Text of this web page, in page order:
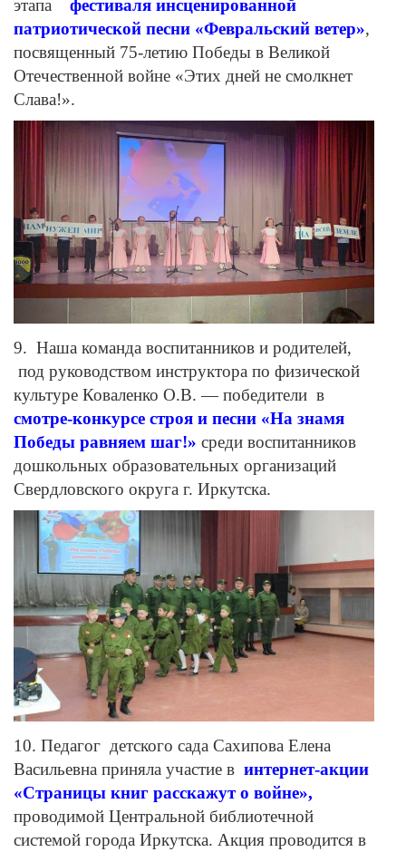
этапа фестиваля инсценированной
патриотической песни «Февральский ветер»,
посвященный 75-летию Победы в Великой
Отечественной войне «Этих дней не смолкнет
Слава!».
9. Наша команда воспитанников и родителей,
под руководством инструктора по физической
культуре Коваленко О.В. — победители в
смотре-конкурсе строя и песни «На знамя
Победы равняем шаг!» среди воспитанников
дошкольных образовательных организаций
Свердловского округа г. Иркутска.
10. Педагог детского сада Сахипова Елена
Васильевна приняла участие в интернет-акции
«Страницы книг расскажут о войне»,
проводимой Центральной библиотечной
системой города Иркутска. Акция проводится в